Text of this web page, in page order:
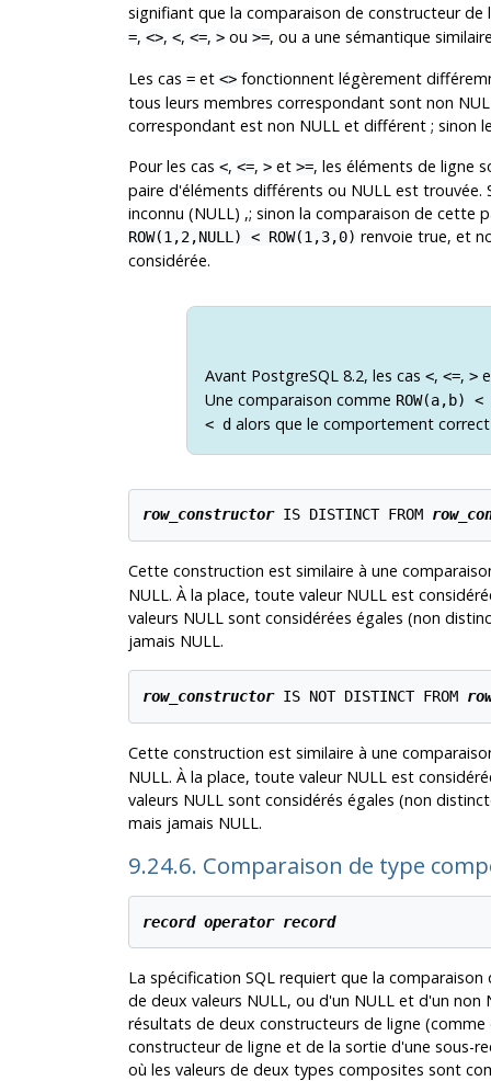
signifiant que la comparaison de constructeur
=, <>, <, <=, >ou >=, ou a une sémantique
Les cas =et <>fonctionnent légèrement
tous leurs membres correspondant sont non
correspondant est non NULL et différent ; sinon
Pour les cas <, <=, >et >=, les éléments de ligne
paire d'éléments différents ou NULL est
inconnu (NULL) ,; sinon la comparaison de cette
ROW(1,2,NULL) < ROW(1,3,0) renvoie true, et
considérée.
Avant PostgreSQL 8.2, les cas <, <=, >
Une comparaison comme ROW(a,b) <
< d alors que le comportement
row_constructor IS DISTINCT FROM
Cette construction est similaire à une
NULL. À la place, toute valeur NULL est
valeurs NULL sont considérées égales (non
jamais NULL.
row_constructor IS NOT DISTINCT FROM
Cette construction est similaire à une
NULL. À la place, toute valeur NULL est
valeurs NULL sont considérés égales (non
mais jamais NULL.
9.24.6. Comparaison de type
record operator record
La spécification SQL requiert que la
de deux valeurs NULL, ou d'un NULL et d'un non
résultats de deux constructeurs de ligne
constructeur de ligne et de la sortie d'une sous-
où les valeurs de deux types composites sont